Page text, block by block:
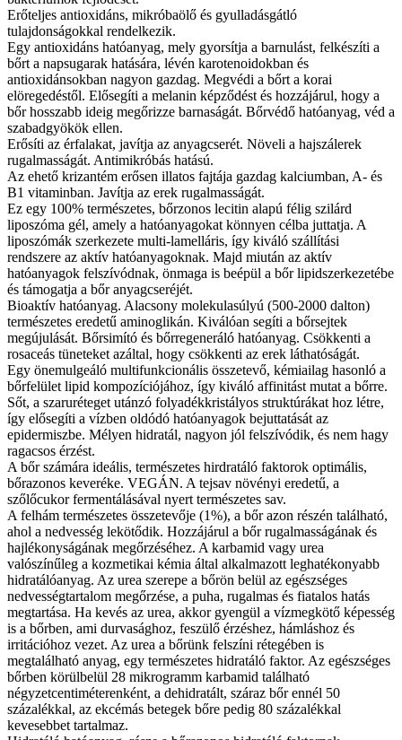
Erőteljes antioxidáns, mikróbaölő és gyulladásgátló
tulajdonságokkal rendelkezik.
Egy antioxidáns hatóanyag, mely gyorsítja a barnulást, felkészíti a
bőrt a napsugarak hatására, lévén karotenoidokban és
antioxidánsokban nagyon gazdag. Megvédi a bőrt a korai
elöregedéstől. Elősegíti a melanin képződést és hozzájárul, hogy a
bőr hosszabb ideig megőrizze barnaságát. Bőrvédő hatóanyag, véd a
szabadgyökök ellen.
Erősíti az érfalakat, javítja az anyagcserét. Növeli a hajszálerek
rugalmasságát. Antimikróbás hatású.
Az ehető krizantém erősen illatos fajtája gazdag kalciumban, A- és
B1 vitaminban. Javítja az erek rugalmasságát.
Ez egy 100% természetes, bőrzonos lecitin alapú félig szilárd
liposzóma gél, amely a hatóanyagokat könnyen célba juttatja. A
liposzómák szerkezete multi-lamelláris, így kiváló szállítási
rendszere az aktív hatóanyagoknak. Majd miután az aktív
hatóanyagok felszívódnak, önmaga is beépül a bőr lipidszerkezetébe
és támogatja a bőr anyagcseréjét.
Bioaktív hatóanyag. Alacsony molekulasúlyú (500-2000 dalton)
természetes eredetű aminoglikán. Kiválóan segíti a bőrsejtek
megújulását. Bőrsimító és bőrregeneráló hatóanyag. Csökkenti a
rosaceás tüneteket azáltal, hogy csökkenti az erek láthatóságát.
Egy önemulgeáló multifunkcionális összetevő, kémiailag hasonló a
bőrfelület lipid kompozíciójához, így kiváló affinitást mutat a bőrre.
Sőt, a szaruréteget utánzó folyadékkristályos struktúrákat hoz létre,
így elősegíti a vízben oldódó hatóanyagok bejuttatását az
epidermiszbe. Mélyen hidratál, nagyon jól felszívódik, és nem hagy
ragacsos érzést.
A bőr számára ideális, természetes hirdratáló faktorok optimális,
bőrazonos keveréke. VEGÁN. A tejsav növényi eredetű, a
szőlőcukor fermentálásával nyert természetes sav.
A felhám természetes összetevője (1%), a bőr azon részén található,
ahol a nedvesség lekötődik. Hozzájárul a bőr rugalmasságának és
hajlékonyságának megőrzéséhez. A karbamid vagy urea
valószínűleg a kozmetikai kémia által alkalmazott leghatékonyabb
hidratálóanyag. Az urea szerepe a bőrön belül az egészséges
nedvességtartalom megőrzése, a puha, rugalmas és fiatalos hatás
megtartása. Ha kevés az urea, akkor gyengül a vízmegkötő képesség
is a bőrben, ami durvasághoz, feszülő érzéshez, hámláshoz és
irritációhoz vezet. Az urea a bőrünk felszíni rétegében is
megtalálható anyag, egy természetes hidratáló faktor. Az egészséges
bőrben körülbelül 28 mikrogramm karbamid található
négyzetcentiméterenként, a dehidratált, száraz bőr ennél 50
százalékkal, az ekcémás betegek bőre pedig 80 százalékkal
kevesebbet tartalmaz.